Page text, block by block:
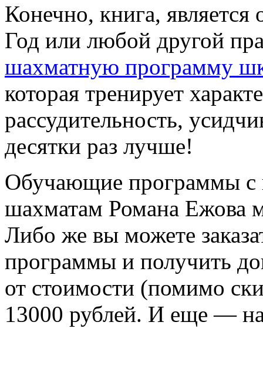
Конечно, книга,
Год или любой другой
шахматную программу
которая тренирует
рассудительность,
десятки раз лучше!
Обучающие программы с
шахматам Романа Ежова
Либо же вы можете
программы и получить
от стоимости (помимо
13000 рублей. И еще —